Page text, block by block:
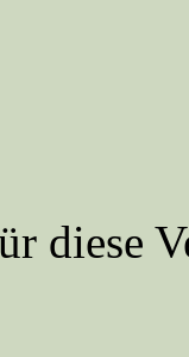
diese